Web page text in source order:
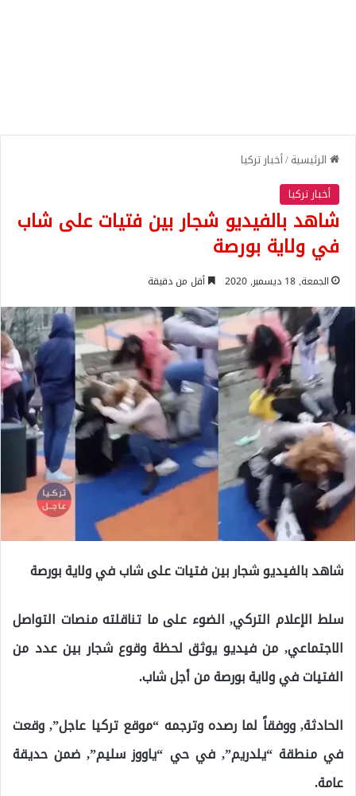
الرئيسية/أخبار تركيا
أخبار تركيا
شاهد بالفيديو شجار بين فتيات على شاب
في ولاية بورصة
الجمعة, 18 ديسمبر, 2020 أقل من دقيقة
شاهد بالفيديو شجار بين فتيات على شاب في ولاية بورصة
سلط الإعلام التركي, الضوء على ما تناقلته منصات التواصل
الاجتماعي, من فيديو يوثق لحظة وقوع شجار بين عدد من
الفتيات في ولاية بورصة من أجل شاب.
الحادثة, ووفقاً لما رصده وترجمه “موقع تركيا عاجل”, وقعت
في منطقة “يلدريم”, في حي “ياووز سليم”, ضمن حديقة
عامة.